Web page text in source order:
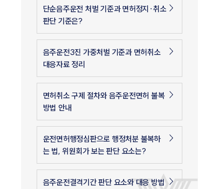
단순음주운전 처벌 기준과 면허정지·취소
판단 기준은?
음주운전3진 가중처벌 기준과 면허취소
대응자료 정리
면허취소 구제 절차와 음주운전면허 불복
방법 안내
운전면허행정심판으로 행정처분 불복하
는 법, 위원회가 보는 판단 요소는?
음주운전결격기간 판단 요소와 대응 방법